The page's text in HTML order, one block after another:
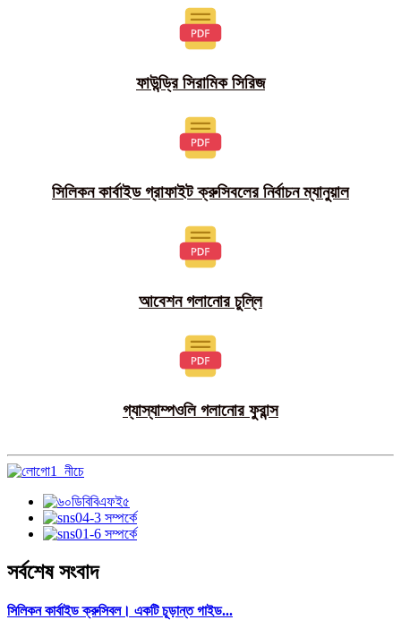
ফাউন্ড্রি সিরামিক সিরিজ
সিলিকন কার্বাইড গ্রাফাইট ক্রুসিবলের নির্বাচন ম্যানুয়াল
আবেশন গলানোর চুল্লি
গ্যাস্যাম্পওলি ​​গলানোর ফুরান্স
সর্বশেষ সংবাদ
সিলিকন কার্বাইড ক্রুসিবল। একটি চূড়ান্ত গাইড...